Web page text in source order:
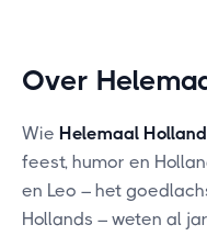
Over
Wie Helemaal
feest, humor en
en Leo – het
Hollands – weten al